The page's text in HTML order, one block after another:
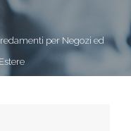
per Negozi ed